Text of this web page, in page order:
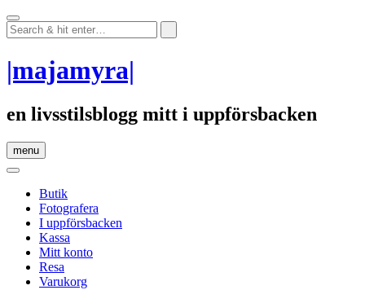
Skip
to
content
|majamyra|
en livsstilsblogg mitt i uppförsbacken
menu
Butik
Fotografera
I uppförsbacken
Kassa
Mitt konto
Resa
Varukorg